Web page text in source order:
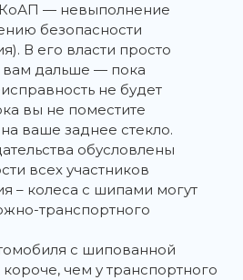
КоАП — невыполнение
безопасности
В его власти просто
вам дальше — пока
не будет
вы не поместите
ваше заднее стекло.
обусловлены
всех участников
– колеса с шипами могут
транспортного
с шипованной
чем у транспортного